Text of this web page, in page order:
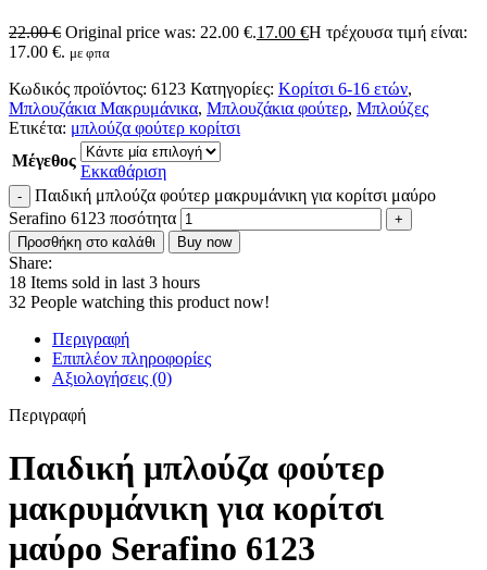
22.00€ Original price was: 22.00 €.17.00 €Η τρέχουσα τιμή είναι:
17.00 €. με φπα
Κωδικός προϊόντος: 6123 Κατηγορίες: Κορίτσι 6-16 ετών,
Μπλουζάκια Μακρυμάνικα, Μπλουζάκια φούτερ, Μπλούζες
Ετικέτα: μπλούζα φούτερ κορίτσι
Μέγεθος
Εκκαθάριση
Παιδική μπλούζα φούτερ μακρυμάνικη για κορίτσι μαύρο
Serafino 6123 ποσότητα
Προσθήκη στο καλάθι Buy now
Share:
18 Items sold in last 3 hours
32 People watching this product now!
Περιγραφή
Επιπλέον πληροφορίες
Αξιολογήσεις (0)
Περιγραφή
Παιδική μπλούζα φούτερ
μακρυμάνικη για κορίτσι
μαύρο Serafino 6123